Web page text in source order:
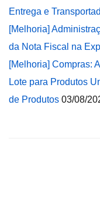
Entrega e
[Melhoria]
da Nota Fiscal na
[Melhoria] Compras:
Lote para Produtos
de Produtos 03/08/